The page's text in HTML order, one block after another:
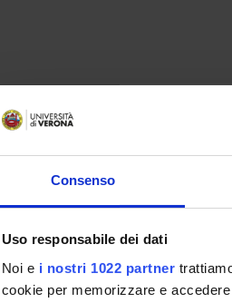
Consenso
Uso responsabile dei dati
Noi e i nostri 1022 partner
cookie per memorizzare e